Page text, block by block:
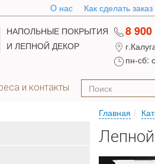
O нас Как сделать заказ
НАПОЛЬНЫЕ ПОКРЫТИЯ
И ЛЕПНОЙ ДЕКОР
8
пн-сб:
и контакты
Главная